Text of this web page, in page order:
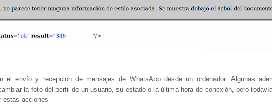
el envío y recepción de mensajes de WhatsApp desde un ordenador. Algunas
la foto del perfil de un usuario, su estado o la última hora de conexión, pero
estas acciones